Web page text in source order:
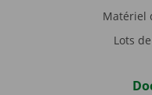
Matériel
Lots